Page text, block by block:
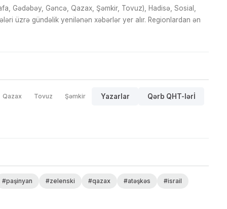
Gədəbəy, Gəncə, Qazax, Şəmkir, Tovuz), Hadisə, Sosial,
üzrə gündəlik yenilənən xəbərlər yer alır. Regionlardan ən
Qazax Tovuz Şəmkir Yazarlar Qərb QHT-lərİ
#paşinyan #zelenski #qazax #atəşkəs
#israil